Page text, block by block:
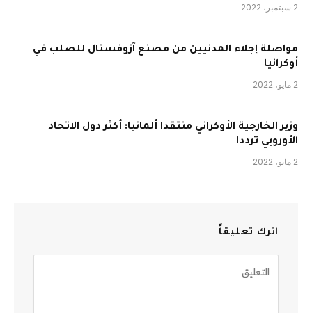
2 سبتمبر، 2022
مواصلة إجلاء المدنيين من مصنع آزوفستال للصلب في
أوكرانيا
2 مايو، 2022
وزير الخارجية الأوكراني منتقدا ألمانيا: أكثر دول الاتحاد
الأوروبي ترددا
2 مايو، 2022
اترك تعليقاً